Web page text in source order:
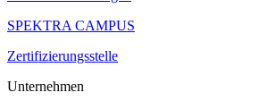
SPEKTRA CAMPUS
Zertifizierungsstelle
Unternehmen